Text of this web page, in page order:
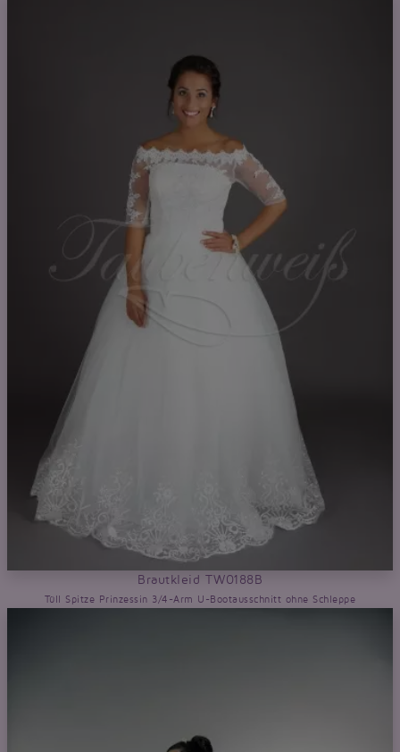
Brautkleid TW0188B
Tüll Spitze Prinzessin 3/4-Arm U-Bootausschnitt ohne Schleppe